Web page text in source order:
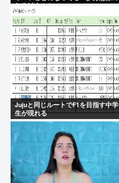
何倍以上もヤバいwww
Jujuと同じルートでF1を目指す中学
生が現れる